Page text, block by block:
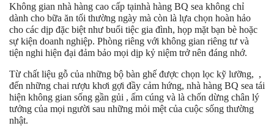
Không gian nhà hàng cao cấp tạinhà hàng BQ sea không chỉ
dành cho bữa ăn tối thường ngày mà còn là lựa chọn hoàn hảo
cho các dịp đặc biệt như buổi tiệc gia đình, họp mặt bạn bè hoặc
sự kiện doanh nghiệp. Phòng riêng với không gian riêng tư và
tiện nghi hiện đại đảm bảo mọi dịp kỷ niệm trở nên đáng nhớ.
Từ chất liệu gỗ của những bộ bàn ghế được chọn lọc kỹ lưỡng, ,
đến những chai rượu khơi gợi đầy cảm hứng, nhà hàng BQ sea tái
hiện không gian sống gần gủi , ấm cúng và là chốn dừng chân lý
tưởng của mọi người sau những mỏi mệt của cuộc sống thường
nhật.